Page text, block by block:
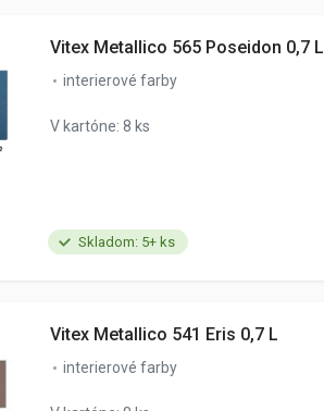
Skladom: 5+ ks
Vitex Metallico 565 Poseidon 0,7 L
interierové farby
V kartóne: 8 ks
Vitex Metallico 541 Eris 0,7 L
interierové farby